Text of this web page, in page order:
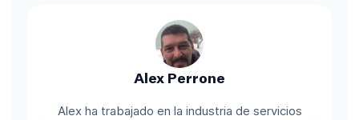
Alex Perrone
Alex ha trabajado en la industria de servicios